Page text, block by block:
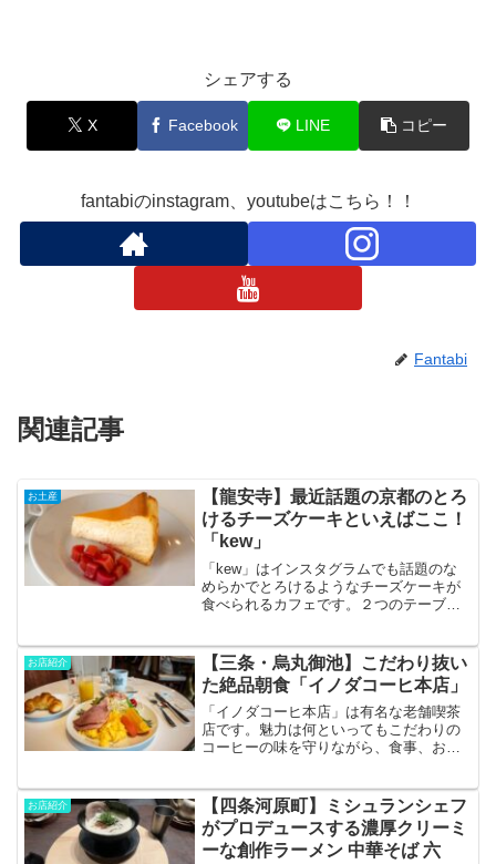
シェアする
X Facebook LINE コピー
fantabiのinstagram、youtubeはこちら！！
Fantabi
関連記事
お土産
【龍安寺】最近話題の京都のとろ
けるチーズケーキといえばここ！
「kew」
「kew」はインスタグラムでも話題のな
めらかでとろけるようなチーズケーキが
食べられるカフェです。２つのテーブル
約がとっても難しい！しかし、今回は運
よくいただけることになりましたので、
さっそく見ていきましょう！
お店紹介
【三条・烏丸御池】こだわり抜い
た絶品朝食「イノダコーヒ本店」
「イノダコーヒ本店」は有名な老舗喫茶
店です。魅力は何といってもこだわりの
コーヒーの味を守りながら、食事、お店
元に愛される喫茶店であるのも頷けま
す。そんなイノダコーヒ本店に実際に行
って食してきましたので、気になる方は
ご覧ください。
お店紹介
【四条河原町】ミシュランシェフ
がプロデュースする濃厚クリーミ
ーな創作ラーメン 中華そば 六